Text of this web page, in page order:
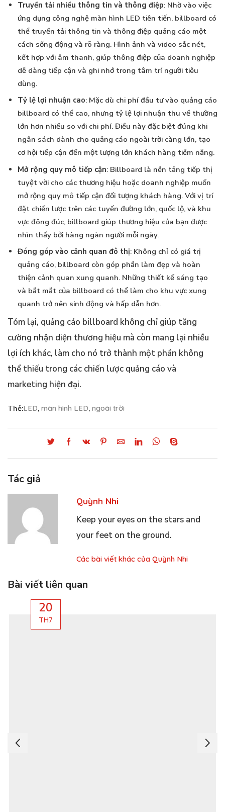
Truyền tải nhiều thông tin và thông điệp: Nhờ vào việc
ứng dụng công nghệ màn hình LED tiên tiến, billboard có
thể truyền tải thông tin và thông điệp quảng cáo một
cách sống động và rõ ràng. Hình ảnh và video sắc nét,
kết hợp với âm thanh, giúp thông điệp của doanh nghiệp
dễ dàng tiếp cận và ghi nhớ trong tâm trí người tiêu
dùng.
Tỷ lệ lợi nhuận cao: Mặc dù chi phí đầu tư vào quảng cáo
billboard có thể cao, nhưng tỷ lệ lợi nhuận thu về thường
lớn hơn nhiều so với chi phí. Điều này đặc biệt đúng khi
ngân sách dành cho quảng cáo ngoài trời càng lớn, tạo
cơ hội tiếp cận đến một lượng lớn khách hàng tiềm năng.
Mở rộng quy mô tiếp cận: Billboard là nền tảng tiếp thị
tuyệt vời cho các thương hiệu hoặc doanh nghiệp muốn
mở rộng quy mô tiếp cận đối tượng khách hàng. Với vị trí
đặt chiến lược trên các tuyến đường lớn, quốc lộ, và khu
vực đông đúc, billboard giúp thương hiệu của bạn được
nhìn thấy bởi hàng ngàn người mỗi ngày.
Đóng góp vào cảnh quan đô thị: Không chỉ có giá trị
quảng cáo, billboard còn góp phần làm đẹp và hoàn
thiện cảnh quan xung quanh. Những thiết kế sáng tạo
và bắt mắt của billboard có thể làm cho khu vực xung
quanh trở nên sinh động và hấp dẫn hơn.
Tóm lại, quảng cáo billboard không chỉ giúp tăng
cường nhận diện thương hiệu mà còn mang lại nhiều
lợi ích khác, làm cho nó trở thành một phần không
thể thiếu trong các chiến lược quảng cáo và
marketing hiện đại.
Thẻ:LED, màn hình LED, ngoài trời
Tác giả
Quỳnh Nhi
Keep your eyes on the stars and
your feet on the ground.
Các bài viết khác của Quỳnh Nhi
Bài viết liên quan
20
TH7